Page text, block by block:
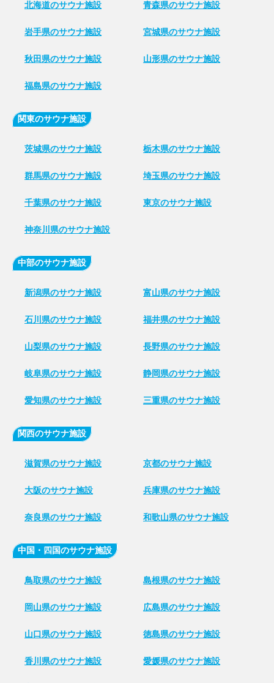
北海道のサウナ施設 青森県のサウナ施設
岩手県のサウナ施設 宮城県のサウナ施設
秋田県のサウナ施設 山形県のサウナ施設
福島県のサウナ施設
関東のサウナ施設
茨城県のサウナ施設 栃木県のサウナ施設
群馬県のサウナ施設 埼玉県のサウナ施設
千葉県のサウナ施設 東京のサウナ施設
神奈川県のサウナ施設
中部のサウナ施設
新潟県のサウナ施設 富山県のサウナ施設
石川県のサウナ施設 福井県のサウナ施設
山梨県のサウナ施設 長野県のサウナ施設
岐阜県のサウナ施設 静岡県のサウナ施設
愛知県のサウナ施設 三重県のサウナ施設
関西のサウナ施設
滋賀県のサウナ施設 京都のサウナ施設
大阪のサウナ施設 兵庫県のサウナ施設
奈良県のサウナ施設 和歌山県のサウナ施設
中国・四国のサウナ施設
鳥取県のサウナ施設 島根県のサウナ施設
岡山県のサウナ施設 広島県のサウナ施設
山口県のサウナ施設 徳島県のサウナ施設
香川県のサウナ施設 愛媛県のサウナ施設